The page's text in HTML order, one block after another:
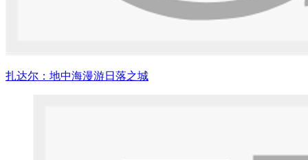
扎达尔：地中海漫游日落之城